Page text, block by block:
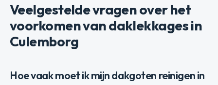
Veelgestelde vragen over het
voorkomen van daklekkages in
Culemborg
Hoe vaak moet ik mijn dakgoten reinigen in